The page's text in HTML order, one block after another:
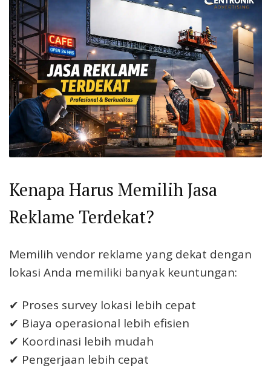
Kenapa Harus Memilih Jasa
Reklame Terdekat?
Memilih vendor reklame yang dekat dengan
lokasi Anda memiliki banyak keuntungan:
✔ Proses survey lokasi lebih cepat
✔ Biaya operasional lebih efisien
✔ Koordinasi lebih mudah
✔ Pengerjaan lebih cepat